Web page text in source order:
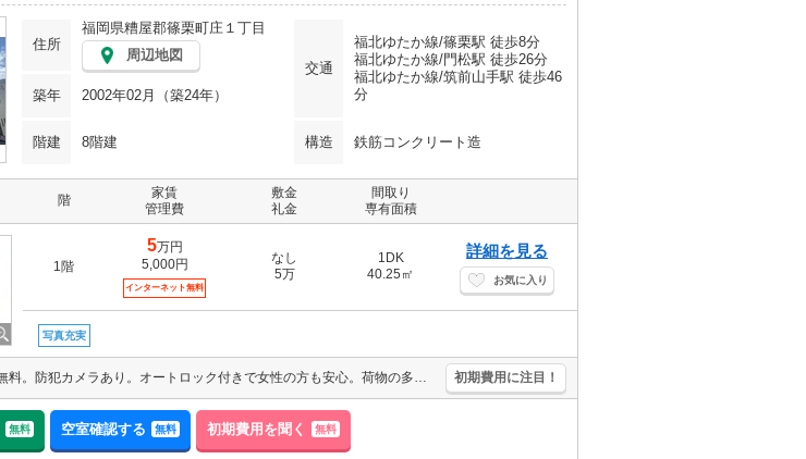
住所
福岡県糟屋郡篠栗町庄１丁目
周辺地図
交通
福北ゆたか線/篠栗駅 徒歩8分
福北ゆたか線/門松駅 徒歩26分
福北ゆたか線/筑前山手駅 徒歩46
分
築年 2002年02月（築24年）
階建 8階建 構造 鉄筋コンクリート造
階
家賃
管理費
敷金
礼金
間取り
専有面積
1階
5万円
5,000円
インターネット無料
なし
5万
1DK
40.25㎡
詳細を見る
お気に入り
写真充実
インターネット無料。防犯カメラあり。オートロック付きで女性の方も安心。荷物の多い単身の方にお薦めです。新生活はこの街、この部屋から。玄関前宅配ロッカー。引越指定業者あり。 初期費用に注目！
無料 空室確認する 無料 初期費用を聞く 無料